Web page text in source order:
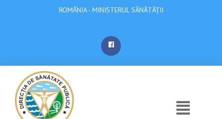
ROMÂNIA - MINISTERUL SĂNĂTĂȚII